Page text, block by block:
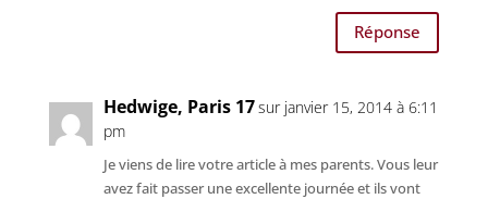
Réponse
Hedwige, Paris 17sur janvier 15, 2014 à 6:11
pm
Je viens de lire votre article à mes parents. Vous leur
avez fait passer une excellente journée et ils vont